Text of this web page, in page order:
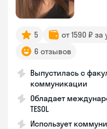
5 от 1590 ₽ за
6 отзывов
Выпустилась с
коммуникации
Обладает
TESOL
Использует